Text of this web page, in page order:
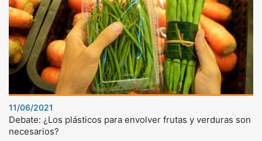
11/06/2021
Debate: ¿Los plásticos para envolver frutas y verduras son
necesarios?